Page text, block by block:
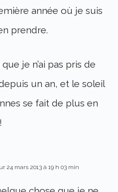
année où je suis
prendre.
je n’ai pas pris de
un an, et le soleil
se fait de plus en
24 mars 2013 à 19 h 03 min